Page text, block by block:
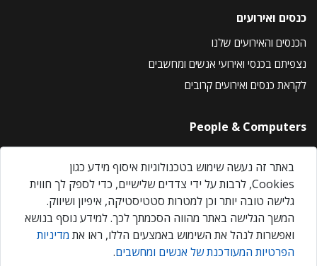
כנסים ואירועים
הכנסים והאירועים שלנו
נצפיתם בכנסי ואירועי אנשים ומחשבים
לקראת כנסים ואירועים קרובים
People & Computers
About Us
Privacy Policy
Contact Us
Our Events
באתר זה נעשה שימוש בטכנולוגיות איסוף מידע כגון
Cookies, לרבות על ידי צדדים שלישיים, כדי לספק לך חווית
גלישה טובה יותר וכן למטרות סטטיסטיקה, איפיון ושיווק.
המשך הגלישה באתר מהווה הסכמתך לכך. למידע נוסף בנושא
ואפשרות לנהל את השימוש באמצעים הללו, ראו את מדיניות
הפרטיות המעודכנת של אנשים ומחשבים.